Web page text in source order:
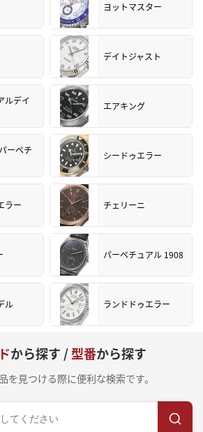
ヨットマスター
デイトジャスト
ルデイ
エアキング
ーペチ
シードゥエラー
ラー チェリーニ
パーペチュアル 1908
ル ランドドゥエラー
から探す /型番から探す
を見つける際に便利な検索です。